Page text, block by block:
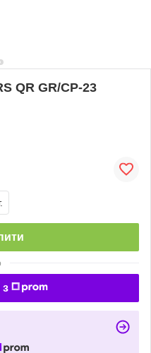
QR GR/CP-23
з